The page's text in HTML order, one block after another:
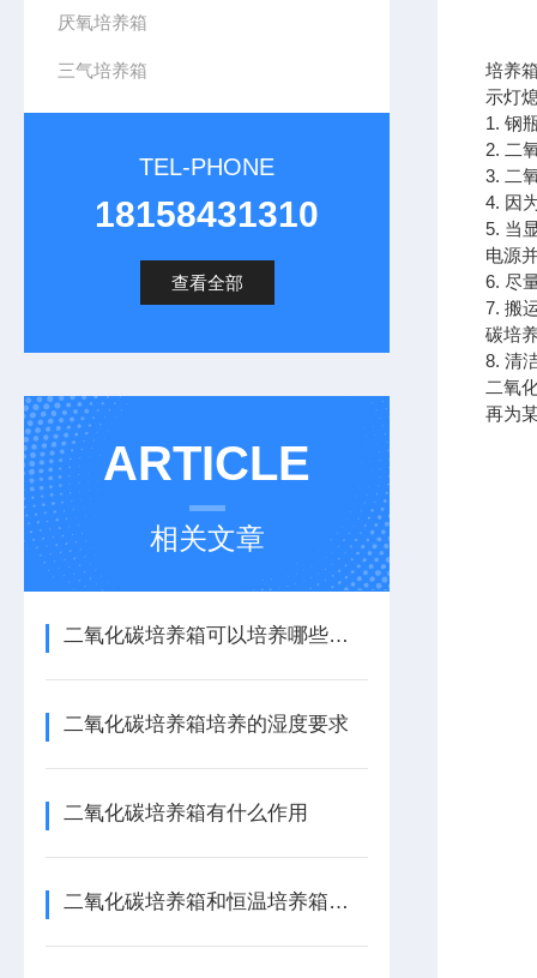
厌氧培养箱
三气培养箱
TEL-PHONE
18158431310
查看全部
ARTICLE
相关文章
二氧化碳培养箱可以培养哪些细菌
二氧化碳培养箱培养的湿度要求
二氧化碳培养箱有什么作用
二氧化碳培养箱和恒温培养箱的区别
培养
示灯
1. 钢
2. 二
3. 二
4. 因
5. 当
电源
6. 尽
7. 搬
碳培
8. 清
二氧
再为